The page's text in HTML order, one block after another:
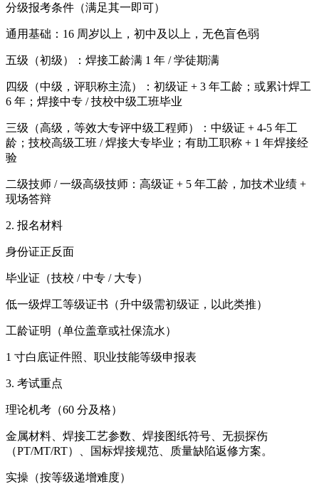
分级报考条件（满足其一即可）
通用基础：16 周岁以上，初中及以上，无色盲色弱
五级（初级）：焊接工龄满 1 年 / 学徒期满
四级（中级，评职称主流）：初级证 + 3 年工龄；或累计焊工
6 年；焊接中专 / 技校中级工班毕业
三级（高级，等效大专评中级工程师）：中级证 + 4-5 年工
龄；技校高级工班 / 焊接大专毕业；有助工职称 + 1 年焊接经
验
二级技师 / 一级高级技师：高级证 + 5 年工龄，加技术业绩 +
现场答辩
2. 报名材料
身份证正反面
毕业证（技校 / 中专 / 大专）
低一级焊工等级证书（升中级需初级证，以此类推）
工龄证明（单位盖章或社保流水）
1 寸白底证件照、职业技能等级申报表
3. 考试重点
理论机考（60 分及格）
金属材料、焊接工艺参数、焊接图纸符号、无损探伤
（PT/MT/RT）、国标焊接规范、质量缺陷返修方案。
实操（按等级递增难度）